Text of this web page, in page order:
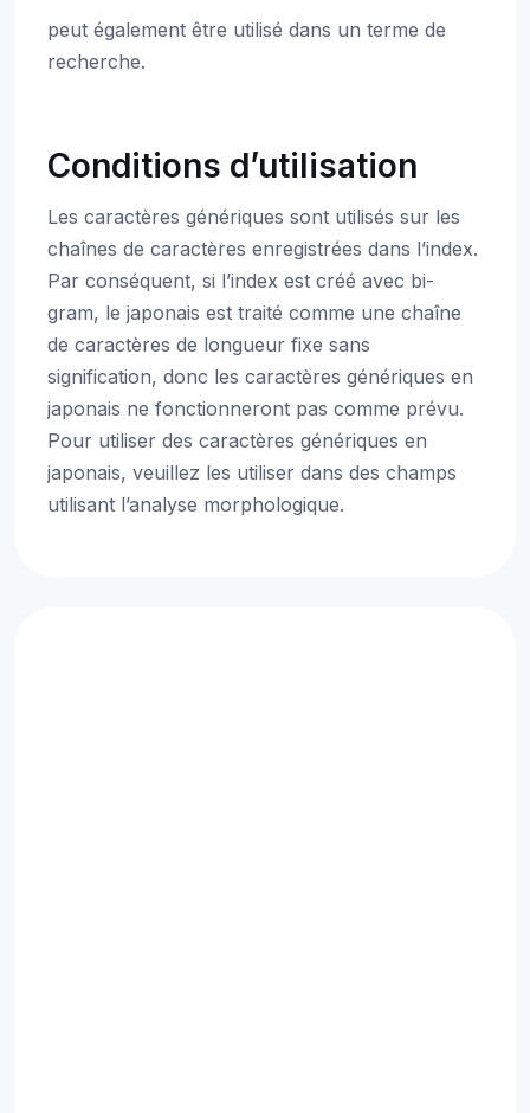
peut également être utilisé dans un terme de
recherche.
Conditions d’utilisation
Les caractères génériques sont utilisés sur les
chaînes de caractères enregistrées dans l’index.
Par conséquent, si l’index est créé avec bi-
gram, le japonais est traité comme une chaîne
de caractères de longueur fixe sans
signification, donc les caractères génériques en
japonais ne fonctionneront pas comme prévu.
Pour utiliser des caractères génériques en
japonais, veuillez les utiliser dans des champs
utilisant l’analyse morphologique.